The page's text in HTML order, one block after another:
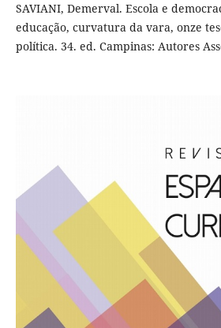
SAVIANI, Demerval. Escola e
educação, curvatura da vara, onze
política. 34. ed. Campinas: Autores